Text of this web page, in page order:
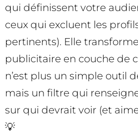
qui définissent votre
ceux qui excluent les
pertinents). Elle
publicitaire en couche de
n’est plus un simple outil
mais un filtre qui
sur qui devrait voir (et
💡